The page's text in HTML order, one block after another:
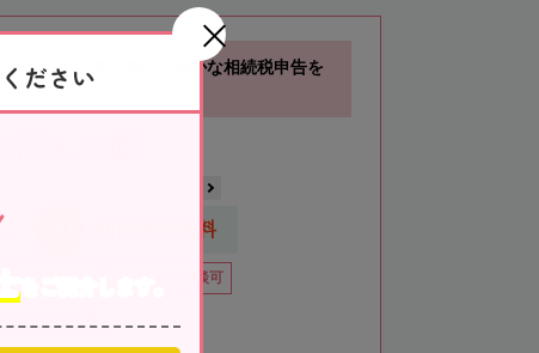
お客様に寄り添い、確かな相続税申告を
法人 大阪
初回相談無料
オンライン相談可
ください